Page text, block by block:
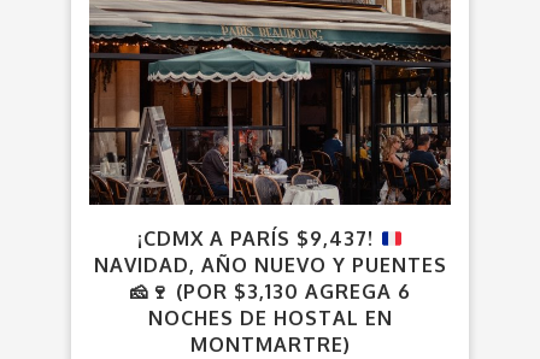
¡CDMX A PARÍS $9,437!
NAVIDAD, AÑO NUEVO Y PUENTES
🧀 🍷 (POR $3,130 AGREGA 6
NOCHES DE HOSTAL EN
MONTMARTRE)